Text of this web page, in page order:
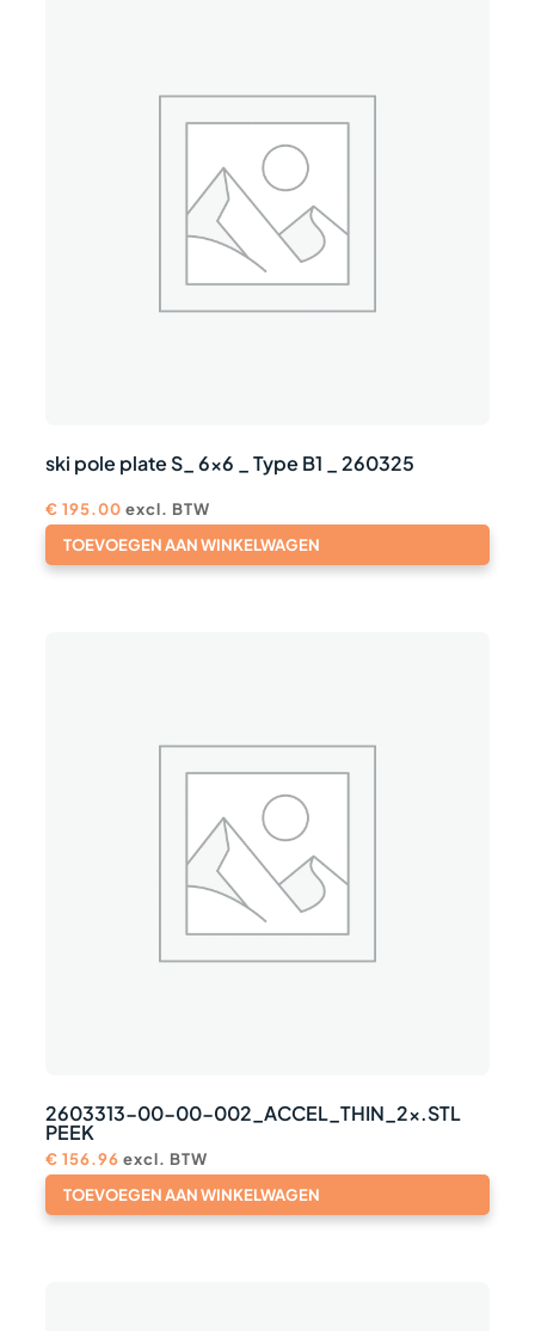
ski pole plate S_ 6×6 _ Type B1 _ 260325
€ 195.00 excl. BTW
TOEVOEGEN AAN WINKELWAGEN
2603313-00-00-002_ACCEL_THIN_2x.STL
PEEK
€ 156.96 excl. BTW
TOEVOEGEN AAN WINKELWAGEN